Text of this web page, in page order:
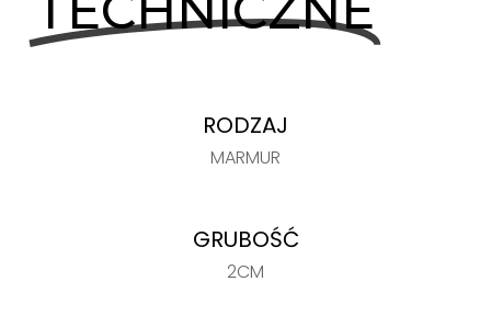
RODZAJ
MARMUR
GRUBOŚĆ
2CM